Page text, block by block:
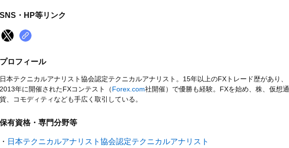
SNS・HP等リンク
プロフィール
日本テクニカルアナリスト協会認定テクニカルアナリスト。15年以上のFXトレード歴があり、
2013年に開催されたFXコンテスト（Forex.com社開催）で優勝も経験。FXを始め、株、仮想通
貨、コモディティなども手広く取引している。
保有資格・専門分野等
・ 日本テクニカルアナリスト協会認定テクニカルアナリスト